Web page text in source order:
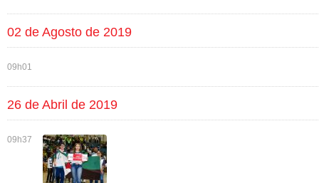
02 de Agosto de 2019
09h01
26 de Abril de 2019
09h37